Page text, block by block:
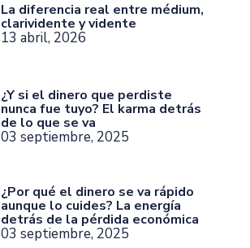
La diferencia real entre médium,
clarividente y vidente
13 abril, 2026
¿Y si el dinero que perdiste
nunca fue tuyo? El karma detrás
de lo que se va
03 septiembre, 2025
¿Por qué el dinero se va rápido
aunque lo cuides? La energía
detrás de la pérdida económica
03 septiembre, 2025